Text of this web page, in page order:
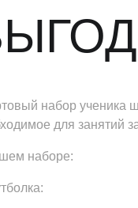
набор ученика
для занятий
наборе: